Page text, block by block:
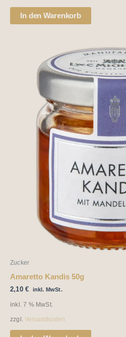
In den Warenkorb
Zucker
Amaretto Kandis 50g
2,10 € inkl. MwSt.
inkl. 7 % MwSt.
zzgl.Versandkosten